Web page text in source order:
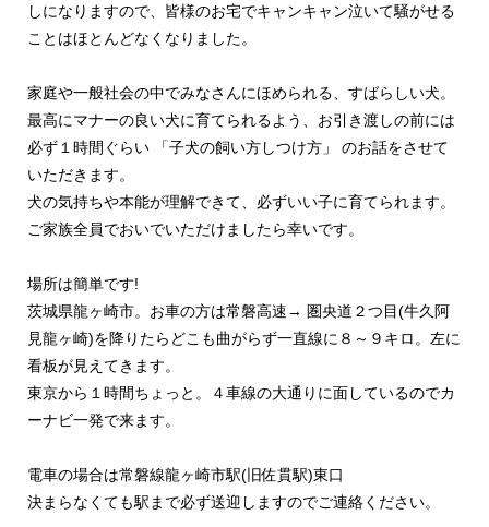
しになりますので、皆様のお宅でキャンキャン泣いて騒がせる
ことはほとんどなくなりました。
家庭や一般社会の中でみなさんにほめられる、すばらしい犬。
最高にマナーの良い犬に育てられるよう、お引き渡しの前には
必ず１時間ぐらい 「子犬の飼い方しつけ方」 のお話をさせて
いただきます。
犬の気持ちや本能が理解できて、必ずいい子に育てられます。
ご家族全員でおいでいただけましたら幸いです。
場所は簡単です!
茨城県龍ヶ崎市。お車の方は常磐高速→ 圏央道２つ目(牛久阿
見龍ヶ崎)を降りたらどこも曲がらず一直線に８～９キロ。左に
看板が見えてきます。
東京から１時間ちょっと。４車線の大通りに面しているのでカ
ーナビ一発で来ます。
電車の場合は常磐線龍ヶ崎市駅(旧佐貫駅)東口
決まらなくても駅まで必ず送迎しますのでご連絡ください。